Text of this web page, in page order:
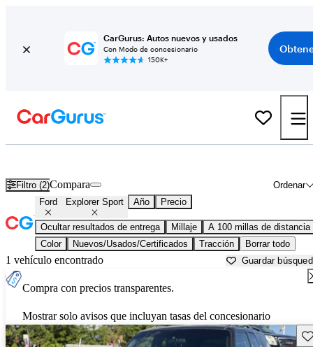
CarGurus: Autos nuevos y usados
Con Modo de concesionario
150K+
Filtro (2) Ordenar
Compara
Ford Explorer Sport Año Precio
Ocultar resultados de entrega Millaje
A 100 millas de distancia
Color
Nuevos/Usados/Certificados Tracción Borrar todo
1 vehículo encontrado Guardar
Compra con precios transparentes.
Mostrar solo avisos que incluyan tasas del concesionario